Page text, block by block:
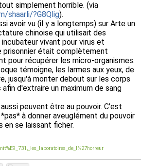
simplement horrible. (via
shaarli/?G8Qlig).
avoir vu (il y a longtemps) sur Arte un
chinoise qui utilisait des
vivant pour virus et
prisonnier était complètement
pour récupérer les micro-organismes.
témoigne, les larmes aux yeux, de
jusqu'à monter debout sur les corps
d'extraire un maximum de sang
peuvent être au pouvoir. C'est
à donner aveuglément du pouvoir
en se laissant ficher.